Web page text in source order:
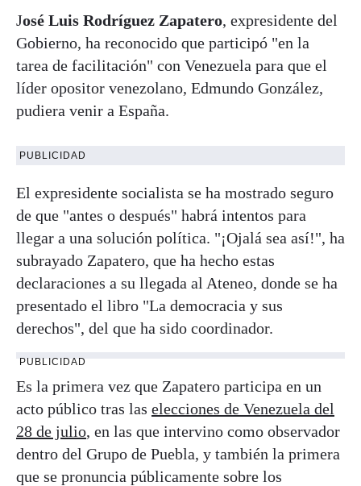
José Luis Rodríguez Zapatero, expresidente del
Gobierno, ha reconocido que participó "en la
tarea de facilitación" con Venezuela para que el
líder opositor venezolano, Edmundo González,
pudiera venir a España.
PUBLICIDAD
El expresidente socialista se ha mostrado seguro
de que "antes o después" habrá intentos para
llegar a una solución política. "¡Ojalá sea así!", ha
subrayado Zapatero, que ha hecho estas
declaraciones a su llegada al Ateneo, donde se ha
presentado el libro "La democracia y sus
derechos", del que ha sido coordinador.
PUBLICIDAD
Es la primera vez que Zapatero participa en un
acto público tras las elecciones de Venezuela del
28 de julio, en las que intervino como observador
dentro del Grupo de Puebla, y también la primera
que se pronuncia públicamente sobre los